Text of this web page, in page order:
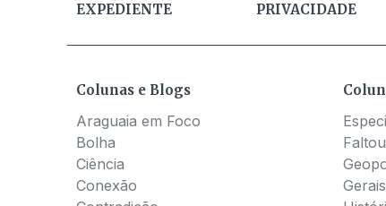
EXPEDIENTE PRIVACIDADE
Colunas e Blogs
Araguaia em Foco
Bolha
Ciência
Conexão
Gerais